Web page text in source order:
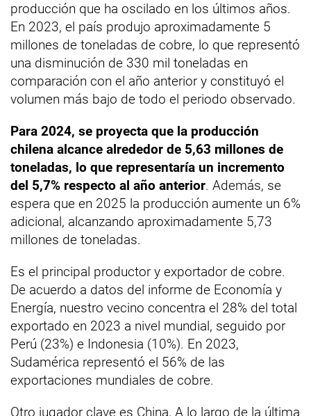
producción que ha oscilado en los últimos años.
En 2023, el país produjo aproximadamente 5
millones de toneladas de cobre, lo que representó
una disminución de 330 mil toneladas en
comparación con el año anterior y constituyó el
volumen más bajo de todo el periodo observado.
Para 2024, se proyecta que la producción
chilena alcance alrededor de 5,63 millones de
toneladas, lo que representaría un incremento
del 5,7% respecto al año anterior. Además, se
espera que en 2025 la producción aumente un 6%
adicional, alcanzando aproximadamente 5,73
millones de toneladas.
Es el principal productor y exportador de cobre.
De acuerdo a datos del informe de Economía y
Energía, nuestro vecino concentra el 28% del total
exportado en 2023 a nivel mundial, seguido por
Perú (23%) e Indonesia (10%). En 2023,
Sudamérica representó el 56% de las
exportaciones mundiales de cobre.
Otro jugador clave es China, A lo largo de la última